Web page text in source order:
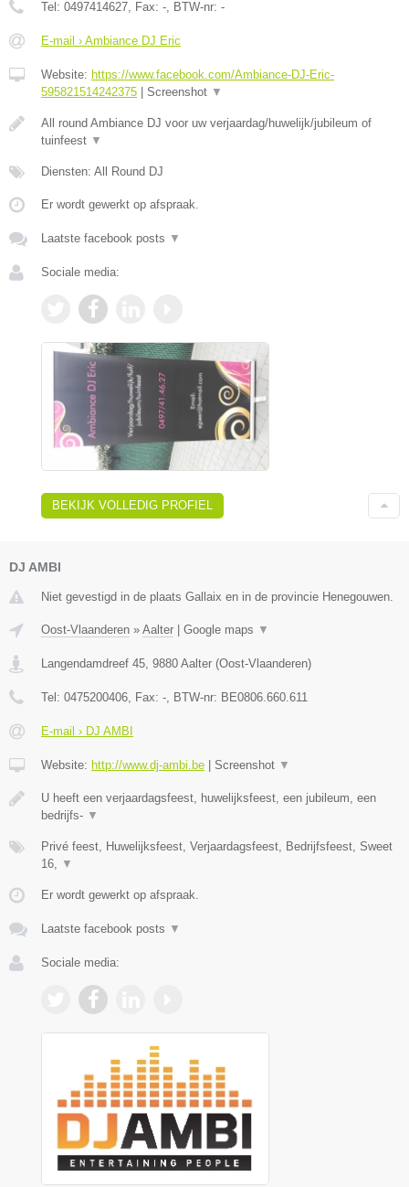
Tel: 0497414627, Fax: -, BTW-nr: -
E-mail › Ambiance DJ Eric
Website: https://www.facebook.com/Ambiance-DJ-Eric-
595821514242375
Screenshot ▼
All round Ambiance DJ voor uw verjaardag/huwelijk/jubileum of
tuinfeest ▼
Diensten: All Round DJ
Er wordt gewerkt op afspraak.
Laatste facebook posts ▼
Sociale media:
BEKIJK VOLLEDIG PROFIEL
DJ AMBI
Niet gevestigd in de plaats Gallaix en in de provincie Henegouwen.
Oost-Vlaanderen » Aalter Google maps ▼
Langendamdreef 45, 9880 Aalter (Oost-Vlaanderen)
Tel: 0475200406, Fax: -, BTW-nr: BE0806.660.611
E-mail › DJ AMBI
Website: http://www.dj-ambi.be Screenshot ▼
U heeft een verjaardagsfeest, huwelijksfeest, een jubileum, een
bedrijfs- ▼
Privé feest, Huwelijksfeest, Verjaardagsfeest, Bedrijfsfeest, Sweet
16, ▼
Er wordt gewerkt op afspraak.
Laatste facebook posts ▼
Sociale media: